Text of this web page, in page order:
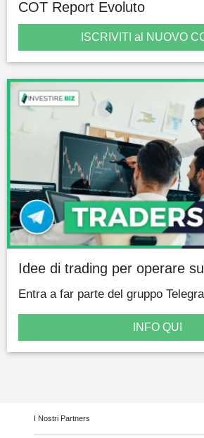
COT Report Evoluto
ISCRIVITI al NUOVO
Idee di trading per operare
Entra a far parte del gruppo
INFO QUI
I Nostri Partners